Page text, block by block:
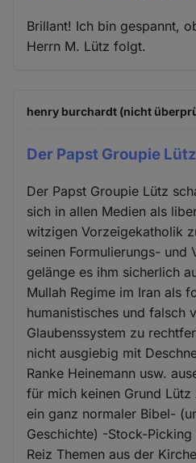
Brillant! Ich bin gespannt,
Herrn M. Lütz folgt.
henry burchardt (nicht
Der Papst Groupie Lütz
Der Papst Groupie Lütz
sich in allen Medien als
witzigen Vorzeigekatholik
seinen Formulierungs- und
gelänge es ihm sicherlich
Mullah Regime im Iran als
humanistisches und falsch
Glaubenssystem zu
nicht ausgiebig mit
Ranke Heinemann usw.
für mich keinen Grund
ein ganz normaler Bibel-
Geschichte) -Stock-
Reiz Themen aus der